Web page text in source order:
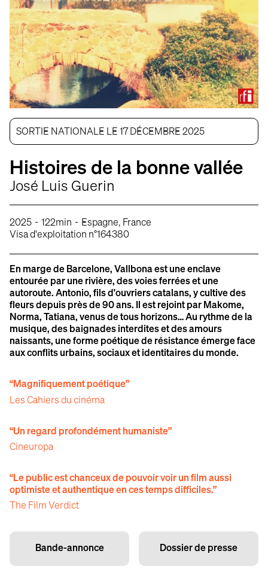
SORTIE NATIONALE LE 17 DÉCEMBRE 2025
Histoires de la bonne vallée
José Luis Guerin
2025 - 122min - Espagne, France
Visa d'exploitation n°164380
En marge de Barcelone, Vallbona est une enclave
entourée par une rivière, des voies ferrées et une
autoroute. Antonio, fils d'ouvriers catalans, y cultive des
fleurs depuis près de 90 ans. Il est rejoint par Makome,
Norma, Tatiana, venus de tous horizons… Au rythme de la
musique, des baignades interdites et des amours
naissants, une forme poétique de résistance émerge face
aux conflits urbains, sociaux et identitaires du monde.
“Magnifiquement poétique”
Les Cahiers du cinéma
“Un regard profondément humaniste”
Cineuropa
“Le public est chanceux de pouvoir voir un film aussi
optimiste et authentique en ces temps difficiles.”
The Film Verdict
Bande-annonce Dossier de presse